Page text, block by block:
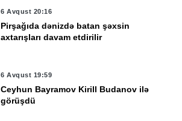
6 Avqust 20:16
Pirşağıda dənizdə batan şəxsin
axtarışları davam etdirilir
6 Avqust 19:59
Ceyhun Bayramov Kirill Budanov ilə
görüşdü